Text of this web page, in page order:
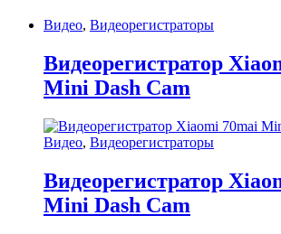
Видео, Видеорегистраторы
Видеорегистратор
Mini Dash Cam
Видео, Видеорегистраторы
Видеорегистратор
Mini Dash Cam